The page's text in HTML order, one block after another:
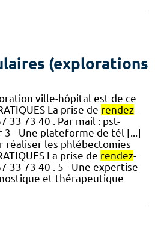
(explorations
ville-hôpital est de ce
La prise de rendez-
33 73 40 . Par mail : pst-
- Une plateforme de tél [...]
réaliser les phlébectomies
La prise de rendez-
33 73 40 . 5 - Une expertise
et thérapeutique